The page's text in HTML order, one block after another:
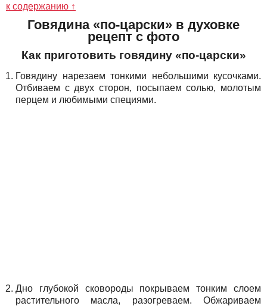
к содержанию ↑
Говядина «по-царски» в духовке
рецепт с фото
Как приготовить говядину «по-царски»
Говядину нарезаем тонкими небольшими кусочками.
Отбиваем с двух сторон, посыпаем солью, молотым
перцем и любимыми специями.
Дно глубокой сковороды покрываем тонким слоем
растительного масла, разогреваем. Обжариваем